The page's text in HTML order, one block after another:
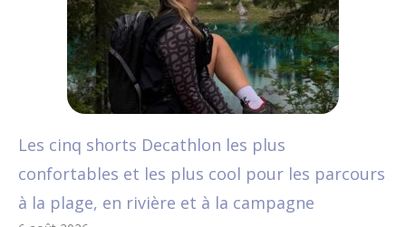
Les cinq shorts Decathlon les plus
confortables et les plus cool pour les parcours
à la plage, en rivière et à la campagne